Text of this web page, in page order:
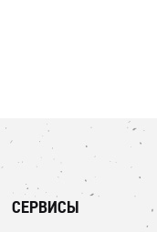
СЕРВИСЫ